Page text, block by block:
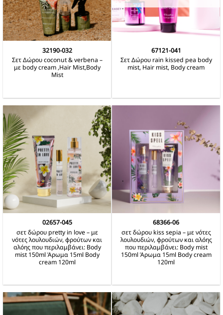
32190-032
Σετ Δώρου coconut & verbena –
με body cream ,Hair Mist,Body
Mist
67121-041
Σετ Δώρου rain kissed pea body
mist, Hair mist, Body cream
02657-045
σετ δώρου pretty in love – με
νότες λουλουδιών, φρούτων και
αλόης που περιλαμβάνει: Body
mist 150ml Άρωμα 15ml Body
cream 120ml
68366-06
σετ δώρου kiss sepia – με νότες
λουλουδιών, φρούτων και αλόης
που περιλαμβάνει: Body mist
150ml Άρωμα 15ml Body cream
120ml